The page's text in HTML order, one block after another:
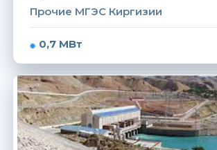
Прочие МГЭС Киргизии
0,7 МВт